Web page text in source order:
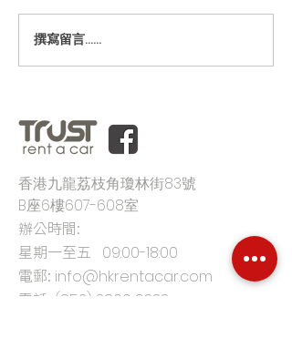
撰寫留言......
香港九龍荔枝角瓊林街83號
B座6樓607-608室
辦公時間:
星期一至五
09:00-18:00
電郵: info@hkrentacar.com
電話: (852) 3860 9333